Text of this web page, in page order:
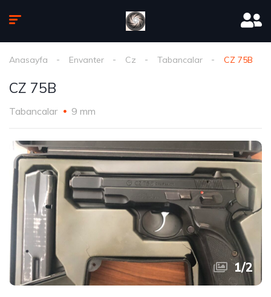
Anasayfa Envanter Cz Tabancalar CZ 75B
CZ 75B
Tabancalar 9 mm
1/2